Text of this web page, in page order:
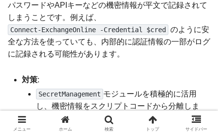
パスワードやAPIキーなどの機密情報が平文で記録されて
しまうことです。例えば、
Connect-ExchangeOnline -Credential $cred のように安
全な方法を使っていても、内部的に認証情報の一部がログ
に記録される可能性があります。
対策:
SecretManagement モジュールを積極的に活用
し、機密情報をスクリプトコードから分離しま
ConvertTo-SecureString でセキュア文字列に変
メニュー ホーム 検索 トップ サイドバー